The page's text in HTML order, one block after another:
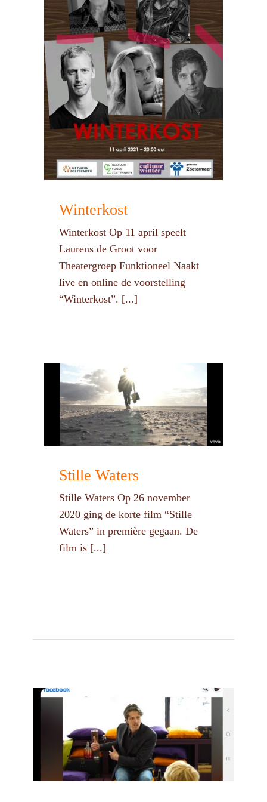
Winterkost
Winterkost Op 11 april speelt
Laurens de Groot voor
Theatergroep Funktioneel Naakt
live en online de voorstelling
“Winterkost”. [...]
Stille Waters
Stille Waters Op 26 november
2020 ging de korte film “Stille
Waters” in première gegaan. De
film is [...]